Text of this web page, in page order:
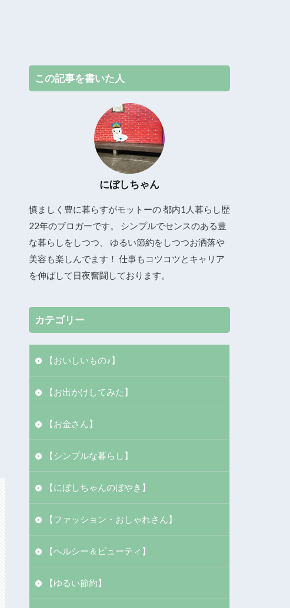
この記事を書いた人
にぼしちゃん
慎ましく豊に暮らすがモットーの 都内1人暮らし歴
22年のブロガーです。 シンプルでセンスのある豊
な暮らしをしつつ、 ゆるい節約をしつつお洒落や
美容も楽しんでます！ 仕事もコツコツとキャリア
を伸ばして日夜奮闘しております。
カテゴリー
【おいしいもの♪】
【お出かけしてみた】
【お金さん】
【シンプルな暮らし】
【にぼしちゃんのぼやき】
【ファッション・おしゃれさん】
【ヘルシー＆ビューティ】
【ゆるい節約】